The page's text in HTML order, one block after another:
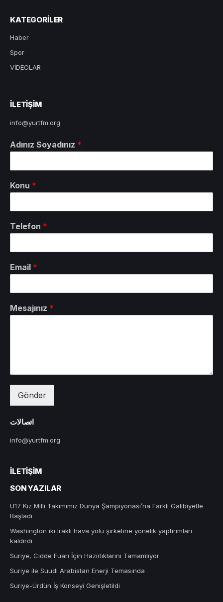
KATEGORILER
Haber
Spor
VİDEOLAR
ILETIŞIM
info@yurtfm.org
Adınız Soyadınız *
Konu *
Telefon *
Email *
Mesajınız *
Gönder
اتصالات
info@yurtfm.org
İLETIŞIM
SON YAZILAR
U17 Kız Milli Takımımız Dünya Şampiyonası’na Farklı Galibiyetle
Başladı
Washington iki Iraklı hava yolu şirketine yönelik yaptırımları
kaldırdı
Suriye, Cidde Fuarı İçin Hazırlıklarını Tamamlıyor
Suriye ile Suudi Arabistan Enerji Temasında
Suriye-Ürdün İş Konseyi Genişletildi